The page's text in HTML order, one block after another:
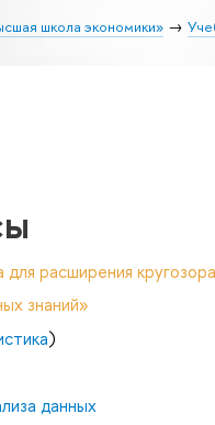
школа экономики»
расширения
знаний»
)
данных